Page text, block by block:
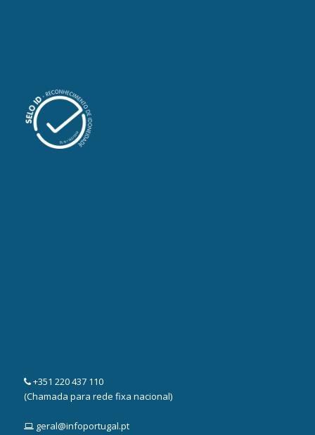
+351 220 437 110
(Chamada para rede fixa nacional)
geral@infoportugal.pt